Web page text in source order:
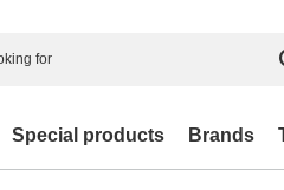
Special products Brands